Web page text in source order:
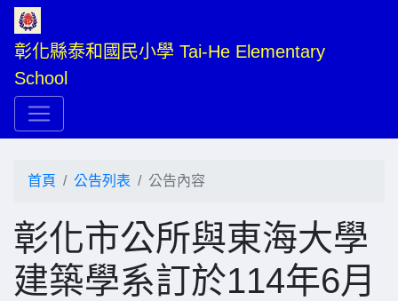
彰化縣泰和國民小學 Tai-He Elementary
School
首頁 公告列表 公告內容
彰化市公所與東海大學
建築學系訂於114年6月